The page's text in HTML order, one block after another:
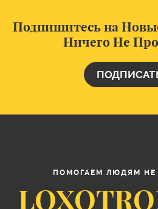
Подпишитесь на
Ничего Не
ПОМОГАЕМ ЛЮДЯМ НЕ